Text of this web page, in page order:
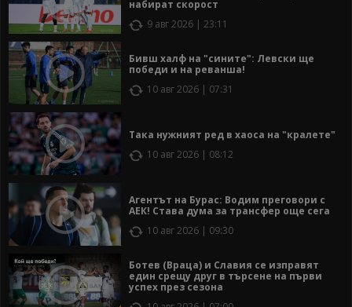
набират скорост
9 авг 2026 | 23:11
Бивш халф на "сините": Левски ще
победи и на реванша!
10 авг 2026 | 07:31
Така нужният ред в хаоса на "кралете"
10 авг 2026 | 08:12
Агентът на Бурас: Водим преговори с
АЕК! Става дума за трансфер още сега
10 авг 2026 | 09:30
Ботев (Враца) и Славия се изправят
един срещу друг в търсене на първи
успех през сезона